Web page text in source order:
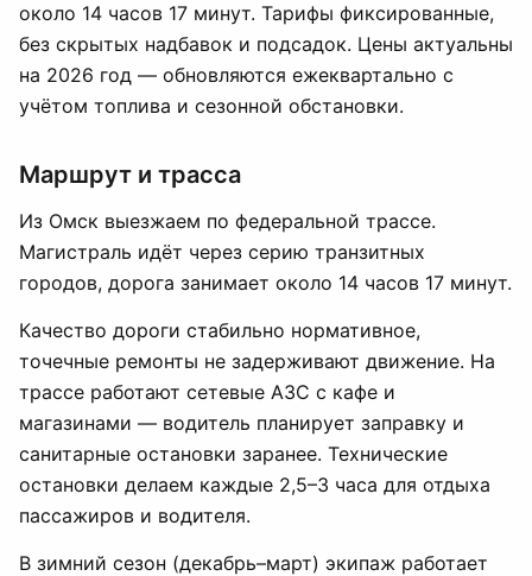
около 14 часов 17 минут. Тарифы фиксированные,
без скрытых надбавок и подсадок. Цены актуальны
на 2026 год — обновляются ежеквартально с
учётом топлива и сезонной обстановки.
Маршрут и трасса
Из Омск выезжаем по федеральной трассе.
Магистраль идёт через серию транзитных
городов, дорога занимает около 14 часов 17 минут.
Качество дороги стабильно нормативное,
точечные ремонты не задерживают движение. На
трассе работают сетевые АЗС с кафе и
магазинами — водитель планирует заправку и
санитарные остановки заранее. Технические
остановки делаем каждые 2,5–3 часа для отдыха
пассажиров и водителя.
В зимний сезон (декабрь–март) экипаж работает